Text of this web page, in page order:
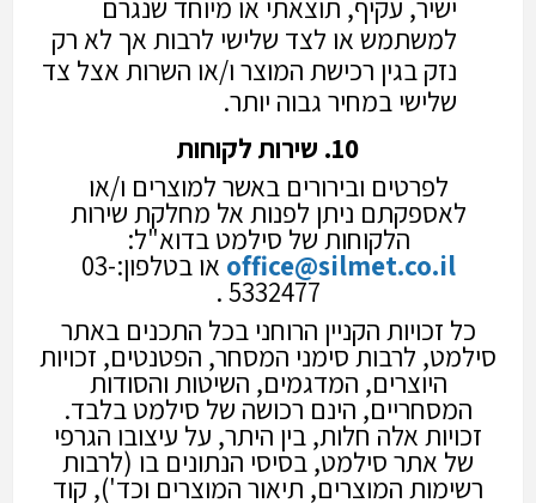
ישיר, עקיף, תוצאתי או מיוחד שנגרם
למשתמש או לצד שלישי לרבות אך לא רק
נזק בגין רכישת המוצר ו/או השרות אצל צד
שלישי במחיר גבוה יותר.
10. שירות לקוחות
לפרטים ובירורים באשר למוצרים ו/או
לאספקתם ניתן לפנות אל מחלקת שירות
הלקוחות של סילמט בדוא"ל:
office@silmet.co.il או בטלפון:03-
5332477 .
כל זכויות הקניין הרוחני בכל התכנים באתר
סילמט, לרבות סימני המסחר, הפטנטים, זכויות
היוצרים, המדגמים, השיטות והסודות
המסחריים, הינם רכושה של סילמט בלבד.
זכויות אלה חלות, בין היתר, על עיצובו הגרפי
של אתר סילמט, בסיסי הנתונים בו (לרבות
רשימות המוצרים, תיאור המוצרים וכד'), קוד